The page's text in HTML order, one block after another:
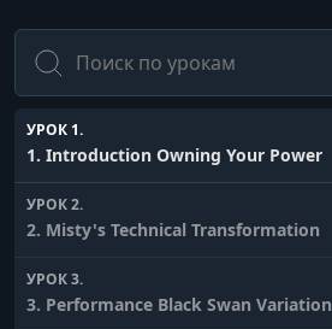
Поиск
УРОК 1.
1. Introduction Owning Your Power
УРОК 2.
2. Misty's Technical Transformation
УРОК 3.
3. Performance Black Swan Variation